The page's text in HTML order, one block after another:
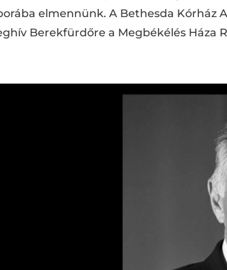
elmennünk. A Bethesda Kórház
Berekfürdőre a Megbékélés Háza